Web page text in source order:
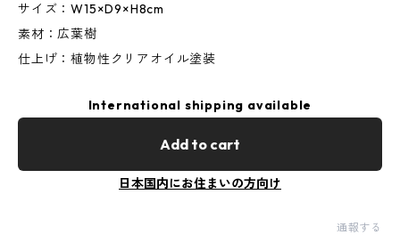
サイズ：W15×D9×H8cm
素材：広葉樹
仕上げ：植物性クリアオイル塗装
International shipping available
Add to cart
日本国内にお住まいの方向け
通報する